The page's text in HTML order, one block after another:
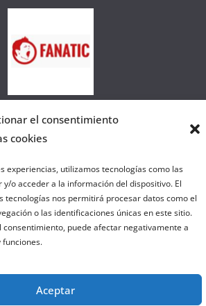
reservados.
ThemeGrill. Funciona conWordPress.
el consentimiento
cookies
experiencias, utilizamos tecnologías como las
o acceder a la información del dispositivo. El
tecnologías nos permitirá procesar datos como el
o las identificaciones únicas en este sitio.
puede afectar negativamente a
Aceptar
de la versión móvil